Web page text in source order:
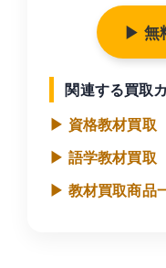
▶ 無
関連する買取
▶ 資格教材買取
▶ 語学教材買取
▶ 教材買取商品